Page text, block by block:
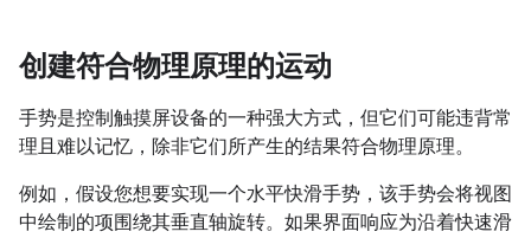
创建符合物理原理的运动
手势是控制触摸屏设备的一种强大方式，但它们可能违背常
理且难以记忆，除非它们所产生的结果符合物理原理。
例如，假设您想要实现一个水平快滑手势，该手势会将视图
中绘制的项围绕其垂直轴旋转。如果界面响应为沿着快速滑